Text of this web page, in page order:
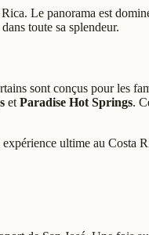
Le panorama est
toute sa splendeur.
sont conçus pour les
et Paradise Hot Springs.
ultime au Costa